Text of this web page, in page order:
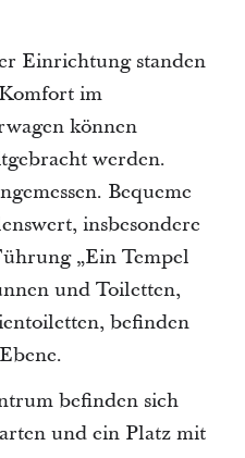
Einrichtung standen
im
können
werden.
Bequeme
insbesondere
„Ein Tempel
und Toiletten,
befinden
befinden sich
und ein Platz mit